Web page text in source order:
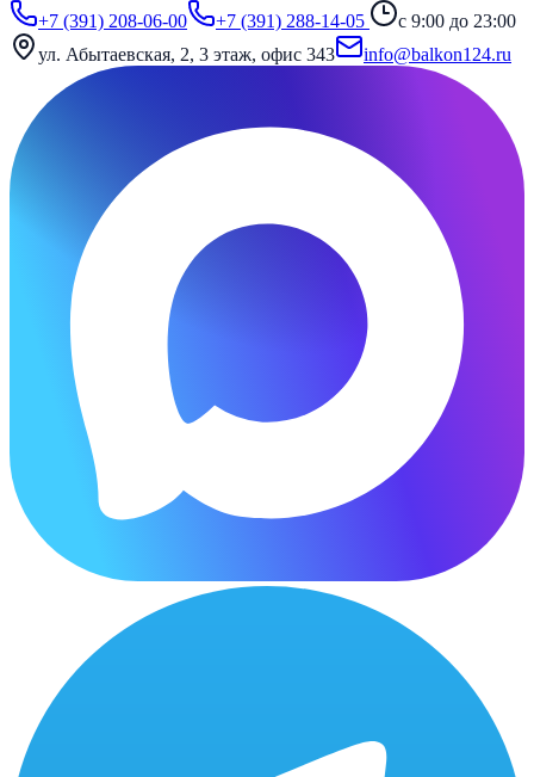
+7 (391) 208-06-00 +7 (391) 288-14-05
с 9:00 до 23:00
ул. Абытаевская, 2, 3 этаж, офис 343
info@balkon124.ru